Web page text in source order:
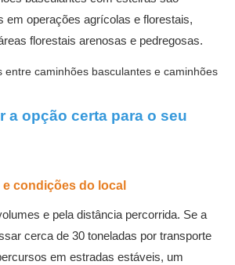
​​em operações agrícolas e florestais,
florestais arenosas e pedregosas.
a opção certa para o seu
condições do local
e pela distância percorrida. Se a
cerca de 30 toneladas por transporte
em estradas estáveis, um